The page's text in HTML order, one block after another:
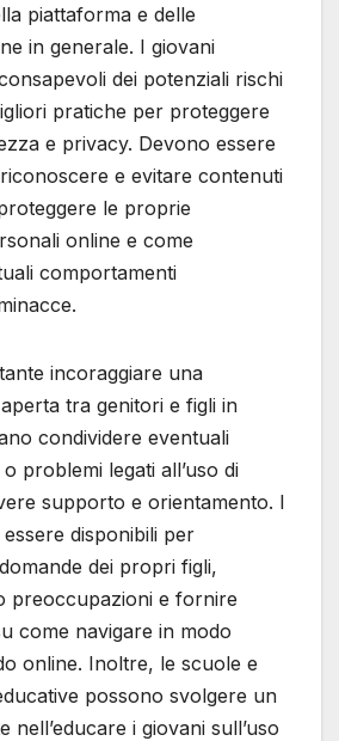
piattaforma e delle
in generale. I giovani
dei potenziali rischi
pratiche per proteggere
e privacy. Devono essere
e evitare contenuti
le proprie
online e come
comportamenti
incoraggiare una
tra genitori e figli in
condividere eventuali
problemi legati all’uso di
supporto e orientamento. I
disponibili per
dei propri figli,
preoccupazioni e fornire
come navigare in modo
online. Inoltre, le scuole e
possono svolgere un
nell’educare i giovani sull’uso